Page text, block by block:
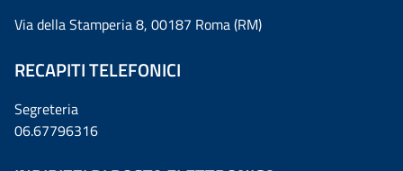
Via della Stamperia 8, 00187 Roma (RM)
RECAPITI TELEFONICI
Segreteria
06.67796316